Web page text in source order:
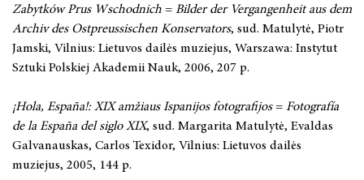
Zabytków Prus Wschodnich = Bilder der Vergangenheit aus dem
Archiv des Ostpreussischen Konservators, sud. Matulytė, Piotr
Jamski, Vilnius: Lietuvos dailės muziejus, Warszawa: Instytut
Sztuki Polskiej Akademii Nauk, 2006, 207 p.
¡Hola, España!: XIX amžiaus Ispanijos fotografijos= Fotografía
de la España del siglo XIX, sud. Margarita Matulytė, Evaldas
Galvanauskas, Carlos Texidor, Vilnius: Lietuvos dailės
muziejus, 2005, 144 p.